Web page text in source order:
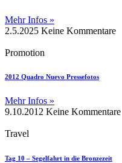
Mehr Infos »
2.5.2025 Keine Kommentare
Promotion
2012 Quadro Nuevo Pressefotos
Mehr Infos »
9.10.2012 Keine Kommentare
Travel
Tag 10 – Segelfahrt in die Bronzezeit